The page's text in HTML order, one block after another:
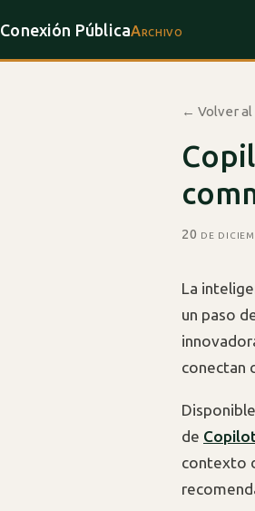
Conexión PúblicaArchivo
← Volver al
20 de
La
un paso
conectan
de
contexto